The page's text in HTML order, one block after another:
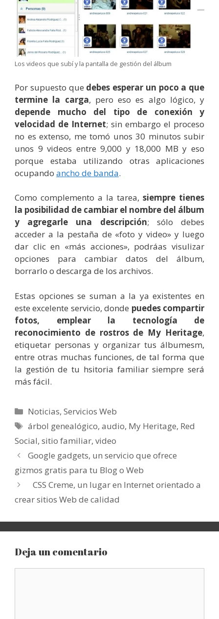
Los videos que subí y la pantalla de gestión del álbum
Por supuesto que debes esperar un poco a que
termine la carga, pero eso es algo lógico, y
depende mucho del tipo de conexión y
velocidad de Internet; sin embargo el proceso
no es extenso, me tomó unos 30 minutos subir
unos 9 videos entre 9,000 y 18,000 MB y eso
porque estaba utilizando otras aplicaciones
ocupando ancho de banda.
Como complemento a la tarea, siempre tienes
la posibilidad de cambiar el nombre del álbum
y agregarle una descripción; sólo debes
acceder a la pestaña de «foto y video» y luego
dar clic en «más acciones», podráas visulizar
opciones para cambiar datos del álbum,
borrarlo o descarga de los archivos.
Estas opciones se suman a la ya existentes en
este excelente servicio, donde puedes compartir
fotos, emplear la tecnología de
reconocimiento de rostros de My Heritage,
etiquetar personas y organizar tus álbumesm,
entre otras muchas funciones, de tal forma que
la gestión de tu hsitoria familiar siempre será
más fácil.
Categorías
Noticias,Servicios Web
Etiquetas
árbol genealógico,audio, My Heritage, Red
Social, sitio familiar, video
Google gadgets, un servicio que ofrece
gizmos gratis para tu Blog o Web
CSS Creme, un lugar en Internet orientado a
crear sitios Web de calidad
Deja un comentario